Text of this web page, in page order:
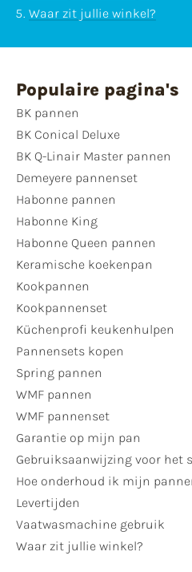
Waar zit jullie winkel?
Populaire pagina's
BK pannen
BK Conical Deluxe
BK Q-Linair Master pannen
Demeyere pannenset
Habonne pannen
Habonne King
Habonne Queen pannen
Keramische koekenpan
Kookpannen
Kookpannenset
Küchenprofi keukenhulpen
Pannensets kopen
Spring pannen
WMF pannen
WMF pannenset
Garantie op mijn pan
Gebruiksaanwijzing voor het
Hoe onderhoud ik mijn
Levertijden
Vaatwasmachine gebruik
Waar zit jullie winkel?